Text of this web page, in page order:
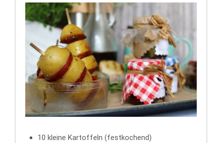
10 kleine Kartoffeln (festkochend)